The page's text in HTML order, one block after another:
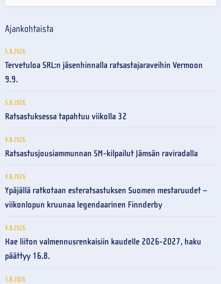
Ajankohtaista
5.8.2026
Tervetuloa SRL:n jäsenhinnalla ratsastajaraveihin Vermoon
9.9.
5.8.2026
Ratsastuksessa tapahtuu viikolla 32
4.8.2026
Ratsastusjousiammunnan SM-kilpailut Jämsän raviradalla
4.8.2026
Ypäjällä ratkotaan esteratsastuksen Suomen mestaruudet –
viikonlopun kruunaa legendaarinen Finnderby
4.8.2026
Hae liiton valmennusrenkaisiin kaudelle 2026-2027, haku
päättyy 16.8.
3.8.2026